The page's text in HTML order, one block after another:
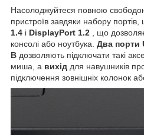
Насолоджуйтеся повною
пристроїв завдяки набору
1.4 і DisplayPort 1.2 , що
консолі або ноутбука. Два порти
B дозволяють підключати такі
миша, а вихід для навушників
підключення зовнішніх колонок